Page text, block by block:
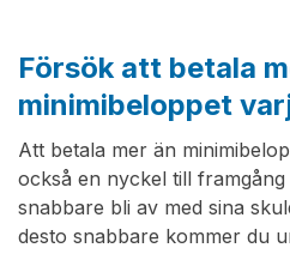
Försök att betala
minimibeloppet
Att betala mer än
också en nyckel till
snabbare bli av med sina
desto snabbare kommer du